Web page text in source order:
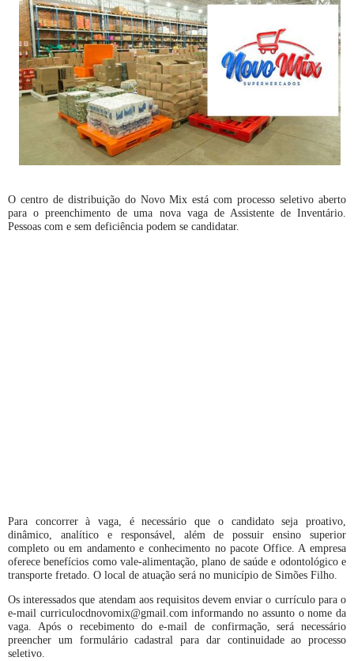
O centro de distribuição do Novo Mix está com processo seletivo aberto
para o preenchimento de uma nova vaga de Assistente de Inventário.
Pessoas com e sem deficiência podem se candidatar.
Para concorrer à vaga, é necessário que o candidato seja proativo,
dinâmico, analítico e responsável, além de possuir ensino superior
completo ou em andamento e conhecimento no pacote Office. A empresa
oferece benefícios como vale-alimentação, plano de saúde e odontológico e
transporte fretado. O local de atuação será no município de Simões Filho.
Os interessados que atendam aos requisitos devem enviar o currículo para o
e-mail curriculocdnovomix@gmail.com informando no assunto o nome da
vaga. Após o recebimento do e-mail de confirmação, será necessário
preencher um formulário cadastral para dar continuidade ao processo
seletivo.